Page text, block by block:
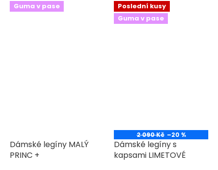
Guma v pase
Dámské legíny MALÝ
PRINC +
Poslední kusy
Guma v pase
2 090 Kč –20 %
Dámské legíny s
kapsami LIMETOVÉ